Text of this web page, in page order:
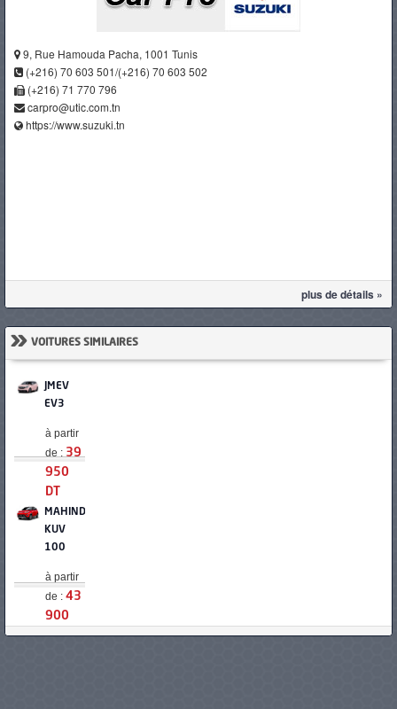
9, Rue Hamouda Pacha, 1001 Tunis
(+216) 70 603 501/(+216) 70 603 502
(+216) 71 770 796
carpro@utic.com.tn
https://www.suzuki.tn
plus de détails »
» VOITURES SIMILAIRES
JMEV
EV3
à partir
de : 39
950
DT
MAHINDRA
KUV
100
à partir
de : 43
900
DT